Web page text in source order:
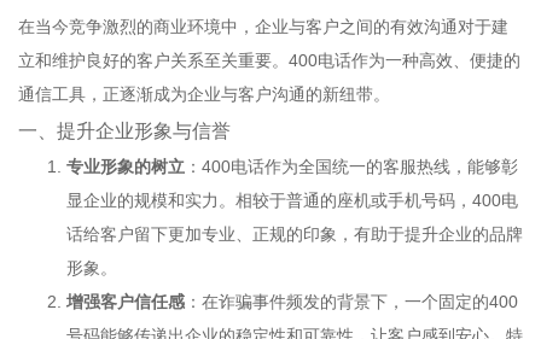
在当今竞争激烈的商业环境中，企业与客户之间的有效沟通对于建
立和维护良好的客户关系至关重要。400电话作为一种高效、便捷的
通信工具，正逐渐成为企业与客户沟通的新纽带。
一、提升企业形象与信誉
专业形象的树立 ： 400电话作为全国统一的客服热线，能够彰
显企业的规模和实力。相较于普通的座机或手机号码，400电
话给客户留下更加专业、正规的印象，有助于提升企业的品牌
形象。
增强客户信任感 ：在诈骗事件频发的背景下，一个固定的400